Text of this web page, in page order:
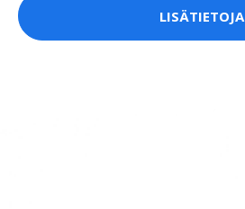
LISÄTIETOJA